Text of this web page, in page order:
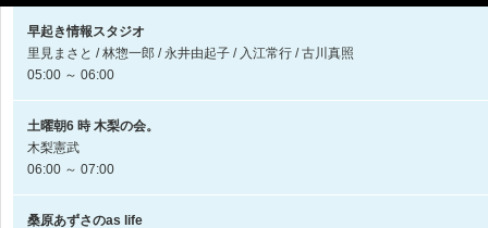
早起き情報スタジオ
里見まさと / 林惣一郎 / 永井由起子 / 入江常行 / 古川真照
05:00 ～ 06:00
土曜朝6 時 木梨の会。
木梨憲武
06:00 ～ 07:00
桑原あずさのas life